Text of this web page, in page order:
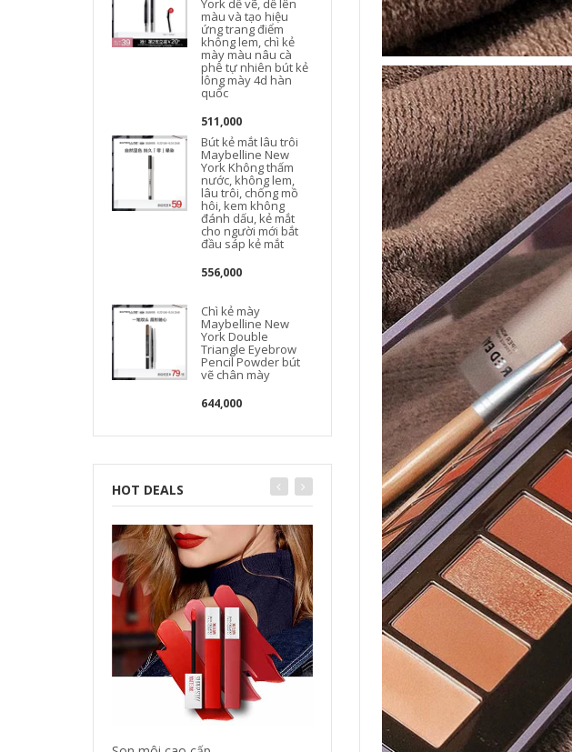
York dễ vẽ, dễ lên
màu và tạo hiệu
ứng trang điểm
không lem, chì kẻ
mày màu nâu cà
phê tự nhiên bút kẻ
lông mày 4d hàn
quốc
511,000
Bút kẻ mắt lâu trôi
Maybelline New
York Không thấm
nước, không lem,
lâu trôi, chống mồ
hôi, kem không
đánh dấu, kẻ mắt
cho người mới bắt
đầu sáp kẻ mắt
556,000
Chì kẻ mày
Maybelline New
York Double
Triangle Eyebrow
Pencil Powder bút
vẽ chân mày
644,000
thức kem che
khuyết điểm the
face shop
544,000
Peas unny
mascara, cán dài,
chống thấm dày,
không dứa, mỏng,
bàn chải, ống mỏng,
đáy quần áo chuốt
mi maybelline hồng
411,000
Bean Hàn Quốc
WLAB trang điểm
màu hồng trước khi
sữa W.Lab cách ly
xác môi vô hình
kiểm soát dầu che
khuyết điểm kem lót
cho da khô
592,000
HOT DEALS